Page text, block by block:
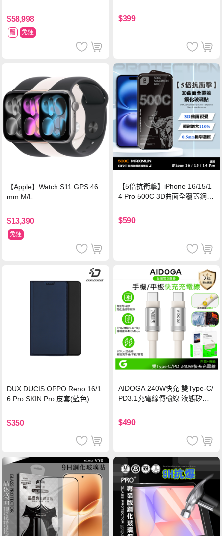
$58,998
贈 免運
$399
【Apple】Watch S11 GPS 46
mm M/L
$13,390
免運
【5倍抗衝擊】iPhone 16/15/1
4 Pro 500C 3D曲面全覆蓋鋼化
保護貼
$590
DUX DUCIS OPPO Reno 16/1
6 Pro SKIN Pro 皮套(藍色)
$350
AIDOGA 240W快充 雙Type-C/
PD3.1充電線傳輸線 液態矽膠
機/平板/筆電
$490